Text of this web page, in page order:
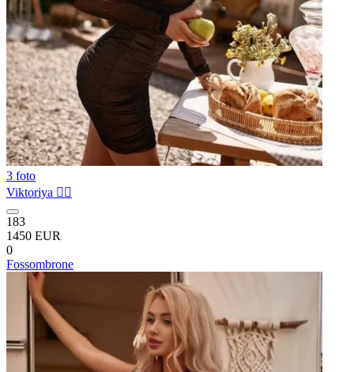
3 foto
Viktoriya ❤️‍🔥
183
1450 EUR
0
Fossombrone